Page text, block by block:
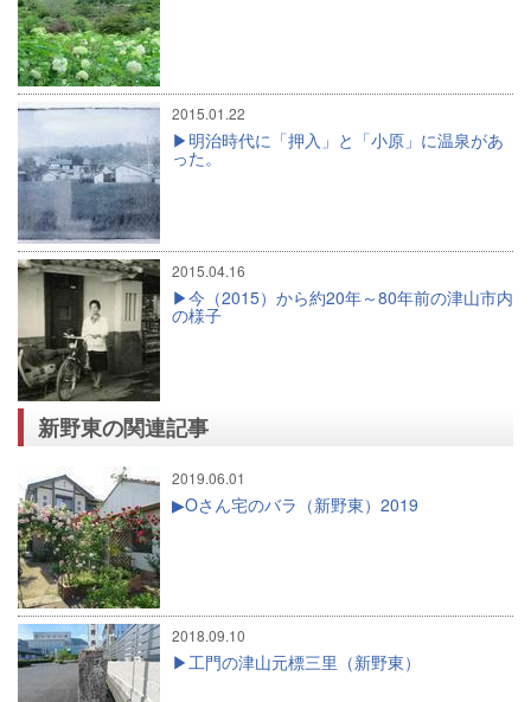
2015.01.22
明治時代に「押入」と「小原」に温泉があ
った。
2015.04.16
今（2015）から約20年～80年前の津山市内
の様子
新野東の関連記事
2019.06.01
Oさん宅のバラ（新野東）2019
2018.09.10
工門の津山元標三里（新野東）